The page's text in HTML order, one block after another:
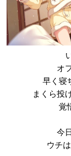
オ
早く寝
まくら投
覚
今
ウチ